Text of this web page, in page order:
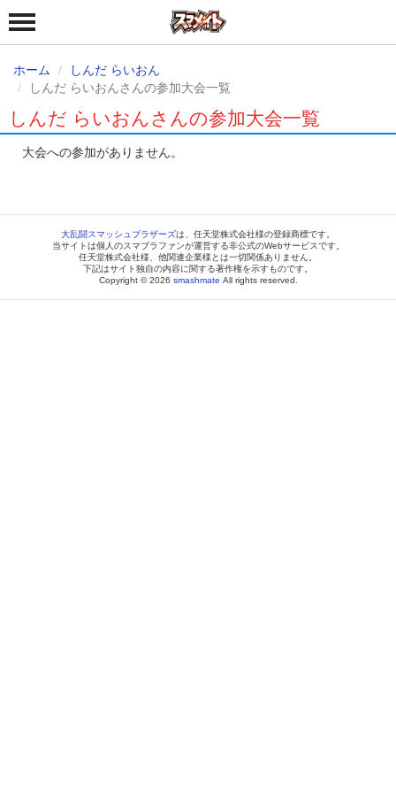
ホーム
しんだ らいおん
しんだ らいおんさんの参加大会一覧
しんだ らいおんさんの参加大会一覧
大会への参加がありません。
大乱闘スマッシュブラザーズは、任天堂株式会社様の登録商標です。
当サイトは個人のスマブラファンが運営する非公式のWebサービスです。
任天堂株式会社様、他関連企業様とは一切関係ありません。
下記はサイト独自の内容に関する著作権を示すものです。
Copyright © 2026 smashmate All rights reserved.